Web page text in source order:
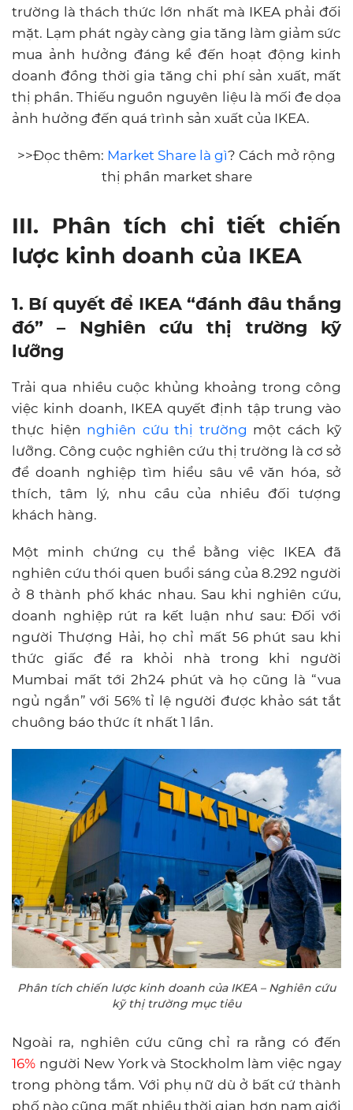
trường là thách thức lớn nhất mà IKEA phải đối
mặt. Lạm phát ngày càng gia tăng làm giảm sức
mua ảnh hưởng đáng kể đến hoạt động kinh
doanh đồng thời gia tăng chi phí sản xuất, mất
thị phần. Thiếu nguồn nguyên liệu là mối đe dọa
ảnh hưởng đến quá trình sản xuất của IKEA.
>>Đọc thêm: Market Share là gì? Cách mở rộng
thị phần market share
III. Phân tích chi tiết chiến
lược kinh doanh của IKEA
1. Bí quyết để IKEA “đánh đâu thắng
đó” – Nghiên cứu thị trường kỹ
lưỡng
Trải qua nhiều cuộc khủng khoảng trong công
việc kinh doanh, IKEA quyết định tập trung vào
thực hiện nghiên cứu thị trường một cách kỹ
lưỡng. Công cuộc nghiên cứu thị trường là cơ sở
để doanh nghiệp tìm hiểu sâu về văn hóa, sở
thích, tâm lý, nhu cầu của nhiều đối tượng
khách hàng.
Một minh chứng cụ thể bằng việc IKEA đã
nghiên cứu thói quen buổi sáng của 8.292 người
ở 8 thành phố khác nhau. Sau khi nghiên cứu,
doanh nghiệp rút ra kết luận như sau: Đối với
người Thượng Hải, họ chỉ mất 56 phút sau khi
thức giấc để ra khỏi nhà trong khi người
Mumbai mất tới 2h24 phút và họ cũng là “vua
ngủ ngắn” với 56% tỉ lệ người được khảo sát tắt
chuông báo thức ít nhất 1 lần.
Phân tích chiến lược kinh doanh của IKEA – Nghiên cứu
kỹ thị trường mục tiêu
Ngoài ra, nghiên cứu cũng chỉ ra rằng có đến
16% người New York và Stockholm làm việc ngay
trong phòng tắm. Với phụ nữ dù ở bất cứ thành
phố nào cũng mất nhiều thời gian hơn nam giới